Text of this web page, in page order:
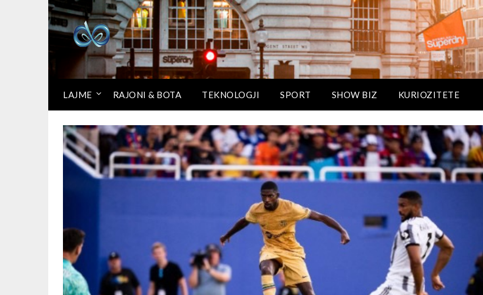
LAJME RAJONI & BOTA TEKNOLOGJI SPORT SHOW BIZ KURIOZITETE